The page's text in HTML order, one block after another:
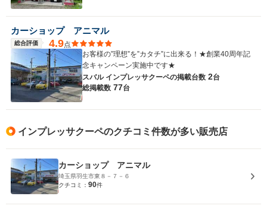
カーショップ アニマル
総合評価 4.9点
お客様の”理想”を”カタチ”に出来る！★創業40周年記
念キャンペーン実施中です★
スバル インプレッサクーペの掲載台数 2台
総掲載数 77台
インプレッサクーペのクチコミ件数が多い販売店
カーショップ アニマル
埼玉県羽生市東８－７－６
クチコミ： 90件